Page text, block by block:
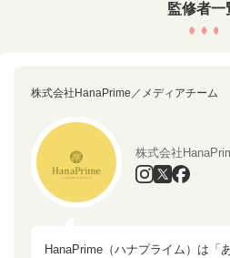
監修者一
株式会社HanaPrime／メディアチーム
株式会社
HanaPrime（ハナプライム）は「